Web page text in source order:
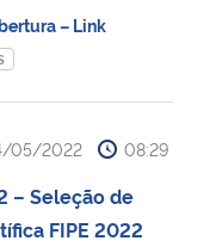
– Link
05/2022 08:29
Seleção de
FIPE 2022